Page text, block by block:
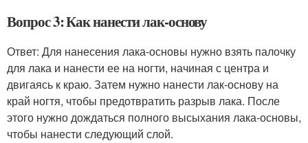
Вопрос 3: Как нанести лак-основу
Ответ: Для нанесения лака-основы нужно взять палочку
для лака и нанести ее на ногти, начиная с центра и
двигаясь к краю. Затем нужно нанести лак-основу на
край ногтя, чтобы предотвратить разрыв лака. После
этого нужно дождаться полного высыхания лака-основы,
чтобы нанести следующий слой.